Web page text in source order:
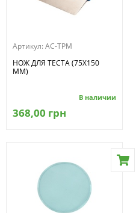
Артикул: AC-TPM
НОЖ ДЛЯ ТЕСТА (75Х150
ММ)
В наличии
368,00 грн